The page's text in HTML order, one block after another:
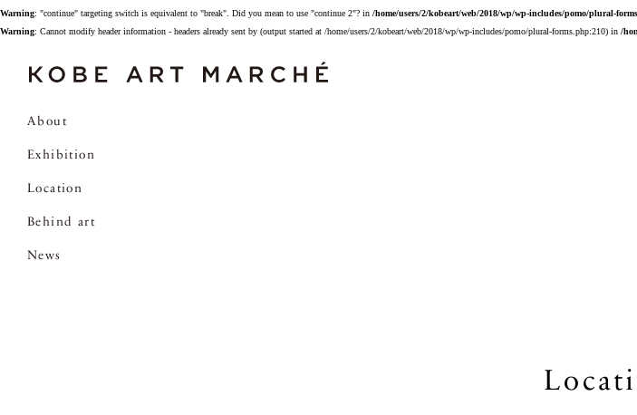
Warning: "continue" targeting switch is equivalent to "break". Did you mean to use "continue 2"? in /home/users/2/kobeart/web/2018/wp/wp-includes/pomo/plural-
Warning: Cannot modify header information - headers already sent by (output started at /home/users/2/kobeart/web/2018/wp/wp-includes/pomo/plural-forms.php:210) in /
About
Exhibition
Location
Behind art
News